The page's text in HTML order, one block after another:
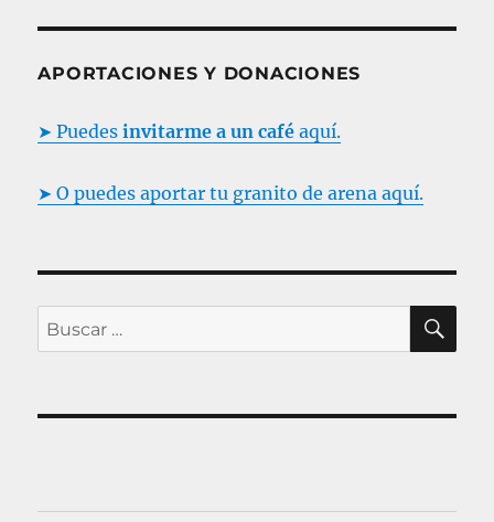
APORTACIONES Y DONACIONES
➤ Puedesinvitarme a un café aquí.
➤ O puedes aportar tu granito de arena aquí.
B
u
c
p
B
S